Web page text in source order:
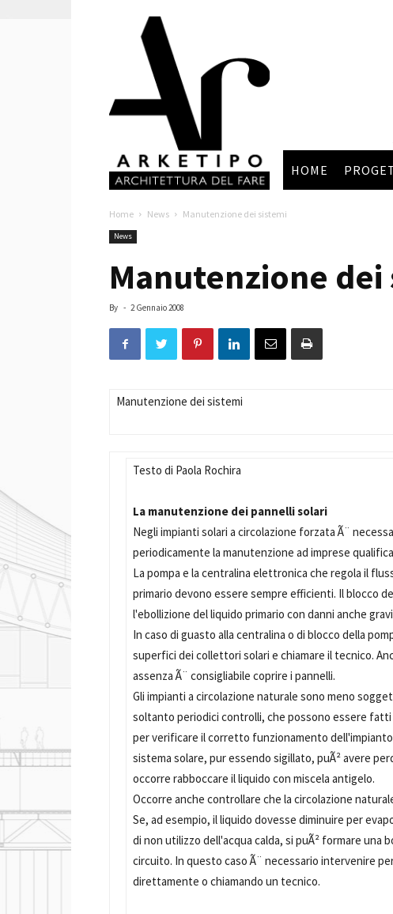
Arketipo
HOME
Home News Manutenzione dei sistemi
News
Manutenzione dei
By - 2 Gennaio 2008
Manutenzione dei sistemi
Testo di Paola Rochira
La manutenzione dei pannelli solari
Negli impianti solari a circolazione forzata Ã¨
periodicamente la manutenzione ad imprese
La pompa e la centralina elettronica che regola il
primario devono essere sempre efficienti. Il blocco
l'ebollizione del liquido primario con danni anche
In caso di guasto alla centralina o di blocco della
superfici dei collettori solari e chiamare il tecnico.
assenza Ã¨ consigliabile coprire i pannelli.
Gli impianti a circolazione naturale sono meno
soltanto periodici controlli, che possono essere
per verificare il corretto funzionamento
sistema solare, pur essendo sigillato, puÃ² avere
occorre rabboccare il liquido con miscela antigelo.
Occorre anche controllare che la circolazione
Se, ad esempio, il liquido dovesse diminuire per
di non utilizzo dell'acqua calda, si puÃ² formare una
circuito. In questo caso Ã¨ necessario intervenire
direttamente o chiamando un tecnico.